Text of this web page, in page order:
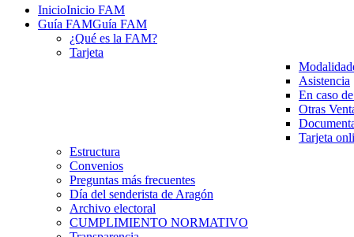
InicioInicio FAM
Guía FAMGuía FAM
¿Qué es la FAM?
Tarjeta
Asistencia
En caso
Otras
Tarjeta
Estructura
Convenios
Preguntas más frecuentes
Día del senderista de Aragón
Archivo electoral
CUMPLIMIENTO NORMATIVO